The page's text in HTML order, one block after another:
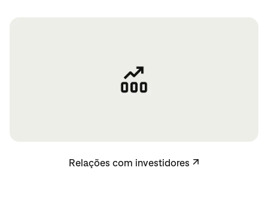
Relações com investidores ↗